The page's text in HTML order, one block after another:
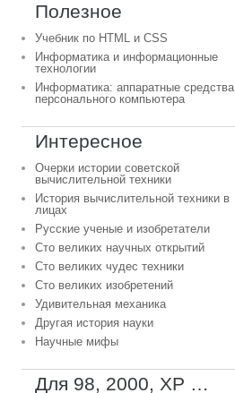
Полезное
Учебник по HTML и CSS
Теги HTML
Свойства CSS
Полезные советы
Информатика и информационные
технологии
Информатика: аппаратные средства
персонального компьютера
Интересное
Очерки истории советской
вычислительной техники
История вычислительной техники в
лицах
Русские ученые и изобретатели
Сто великих научных открытий
Сто великих чудес техники
Сто великих изобретений
Удивительная механика
Другая история науки
Научные мифы
Для 98, 2000, XP …